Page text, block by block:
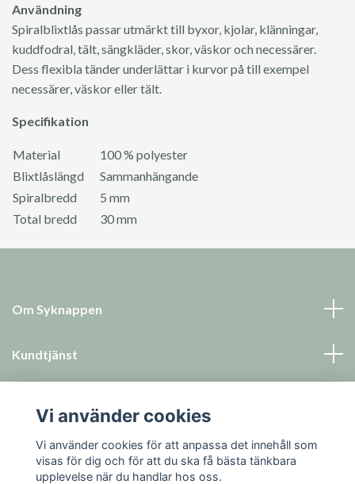
Användning
Spiralblixtlås passar utmärkt till byxor, kjolar, klänningar,
kuddfodral, tält, sängkläder, skor, väskor och necessärer.
Dess flexibla tänder underlättar i kurvor på till exempel
necessärer, väskor eller tält.
Specifikation
Material
100 % polyester
Blixtlåslängd
Sammanhängande
Spiralbredd
5 mm
Total bredd
30 mm
Om Syknappen
Kundtjänst
Sociala medier
Vi använder cookies
Vi använder cookies för att anpassa det innehåll som
visas för dig och för att du ska få bästa tänkbara
upplevelse när du handlar hos oss.